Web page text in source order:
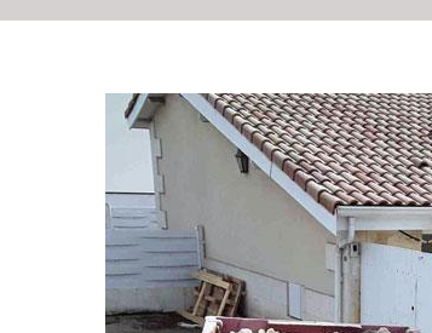
Evacuation de
méthodes
Pour assurer l’enlèvement de gravats
Pour les chantiers de grande ampleur,
dans le domaine. Cela permet de